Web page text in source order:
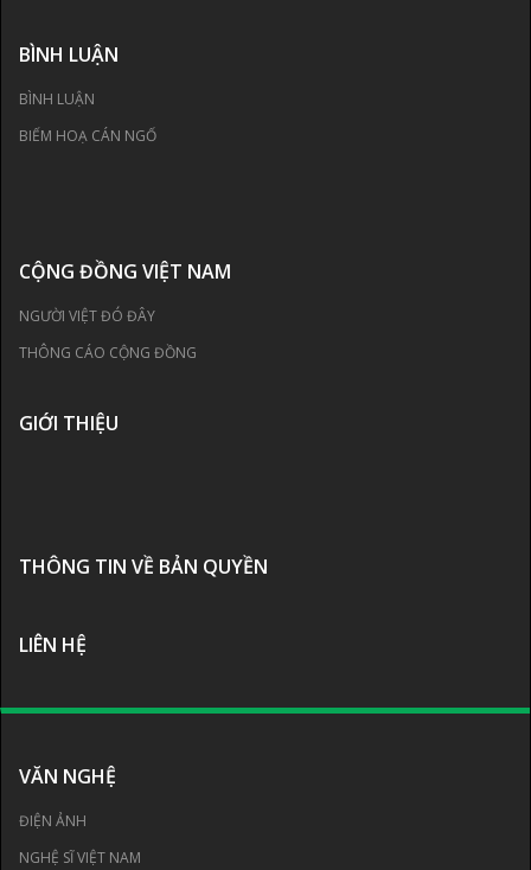
BÌNH LUẬN
BÌNH LUẬN
BIẾM HOẠ CÁN NGỐ
CỘNG ĐỒNG VIỆT NAM
NGƯỜI VIỆT ĐÓ ĐÂY
THÔNG CÁO CỘNG ĐỒNG
GIỚI THIỆU
THÔNG TIN VỀ BẢN QUYỀN
LIÊN HỆ
VĂN NGHỆ
ĐIỆN ẢNH
NGHỆ SĨ VIỆT NAM